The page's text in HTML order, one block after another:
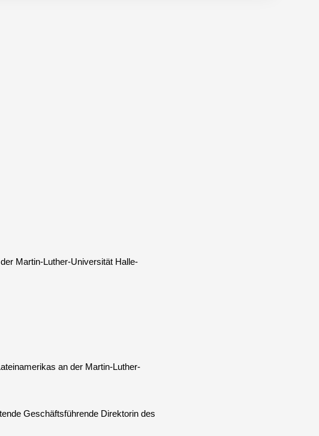
Martin-Luther-Universität Halle-
an der Martin-Luther-
Geschäftsführende Direktorin des